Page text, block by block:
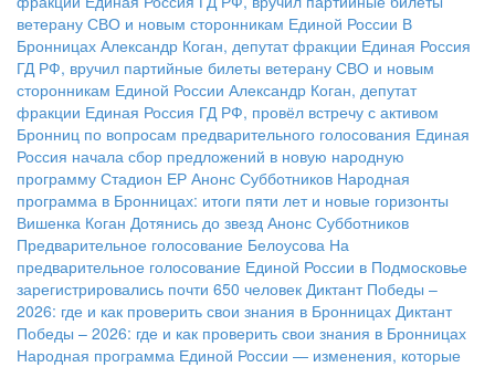
ветерану СВО и новым сторонникам Единой России В
Бронницах Александр Коган, депутат фракции Единая Россия
ГД РФ, вручил партийные билеты ветерану СВО и новым
сторонникам Единой России Александр Коган, депутат
фракции Единая Россия ГД РФ, провёл встречу с активом
Бронниц по вопросам предварительного голосования Единая
Россия начала сбор предложений в новую народную
программу Стадион ЕР Анонс Субботников Народная
программа в Бронницах: итоги пяти лет и новые горизонты
Вишенка Коган Дотянись до звезд Анонс Субботников
Предварительное голосование Белоусова На
предварительное голосование Единой России в Подмосковье
зарегистрировались почти 650 человек Диктант Победы –
2026: где и как проверить свои знания в Бронницах Диктант
Победы – 2026: где и как проверить свои знания в Бронницах
Народная программа Единой России — изменения, которые